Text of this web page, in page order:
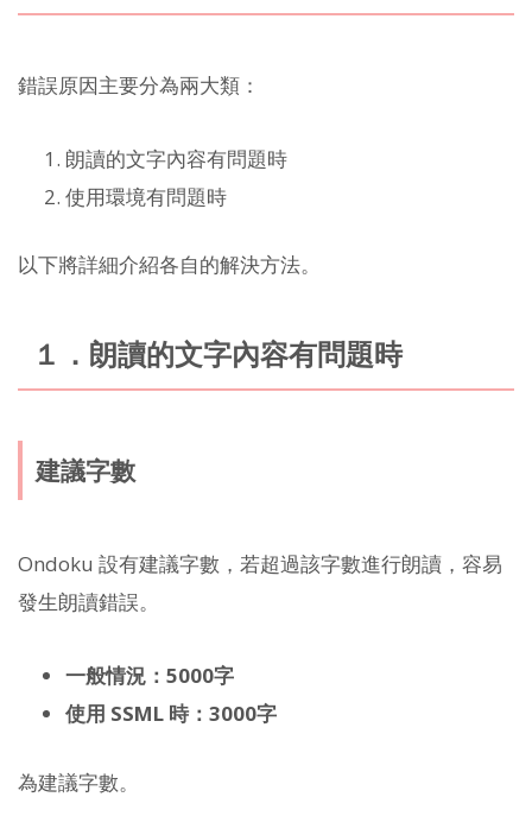
錯誤原因主要分為兩大類：
朗讀的文字內容有問題時
使用環境有問題時
以下將詳細介紹各自的解決方法。
１．朗讀的文字內容有問題時
建議字數
Ondoku 設有建議字數，若超過該字數進行朗讀，容易
發生朗讀錯誤。
一般情況：5000字
使用 SSML 時：3000字
為建議字數。